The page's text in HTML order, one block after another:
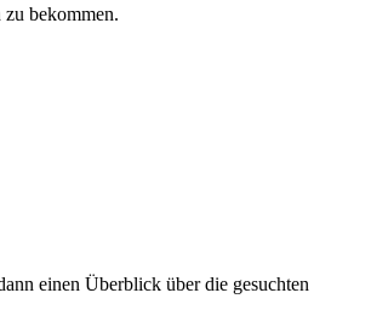
zu bekommen.
einen Überblick über die gesuchten